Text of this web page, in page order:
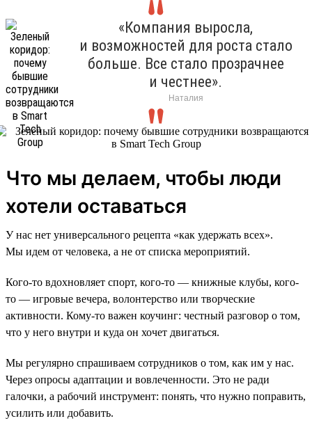
«Компания выросла,
и возможностей для роста стало
больше. Все стало прозрачнее
и честнее».
Наталия
Что мы делаем, чтобы люди
хотели оставаться
У нас нет универсального рецепта «как удержать всех».
Мы идем от человека, а не от списка мероприятий.
Кого-то вдохновляет спорт, кого-то — книжные клубы, кого-
то — игровые вечера, волонтерство или творческие
активности. Кому-то важен коучинг: честный разговор о том,
что у него внутри и куда он хочет двигаться.
Мы регулярно спрашиваем сотрудников о том, как им у нас.
Через опросы адаптации и вовлеченности. Это не ради
галочки, а рабочий инструмент: понять, что нужно поправить,
усилить или добавить.